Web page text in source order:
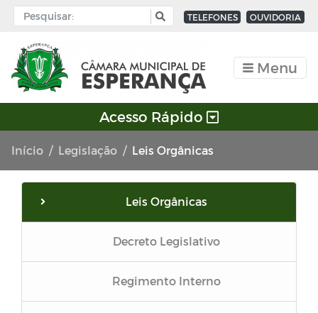
TELEFONES OUVIDORIA
Menu
Acesso Rápido
Início Legislação Leis Orgânicas
Leis Orgânicas
Decreto Legislativo
Regimento Interno